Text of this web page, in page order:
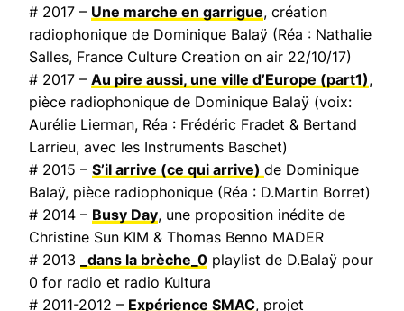
# 2017 – Une marche en garrigue, création
radiophonique de Dominique Balaÿ (Réa : Nathalie
Salles, France Culture Creation on air 22/10/17)
# 2017 – Au pire aussi, une ville d’Europe (part1),
pièce radiophonique de Dominique Balaÿ (voix:
Aurélie Lierman, Réa : Frédéric Fradet & Bertand
Larrieu, avec les Instruments Baschet)
# 2015 – S’il arrive (ce qui arrive) de Dominique
Balaÿ, pièce radiophonique (Réa : D.Martin Borret)
# 2014 – Busy Day, une proposition inédite de
Christine Sun KIM & Thomas Benno MADER
# 2013
_dans la brèche_0 playlist de D.Balaÿ pour
0 for radio et radio Kultura
# 2011-2012 – Expérience SMAC, projet